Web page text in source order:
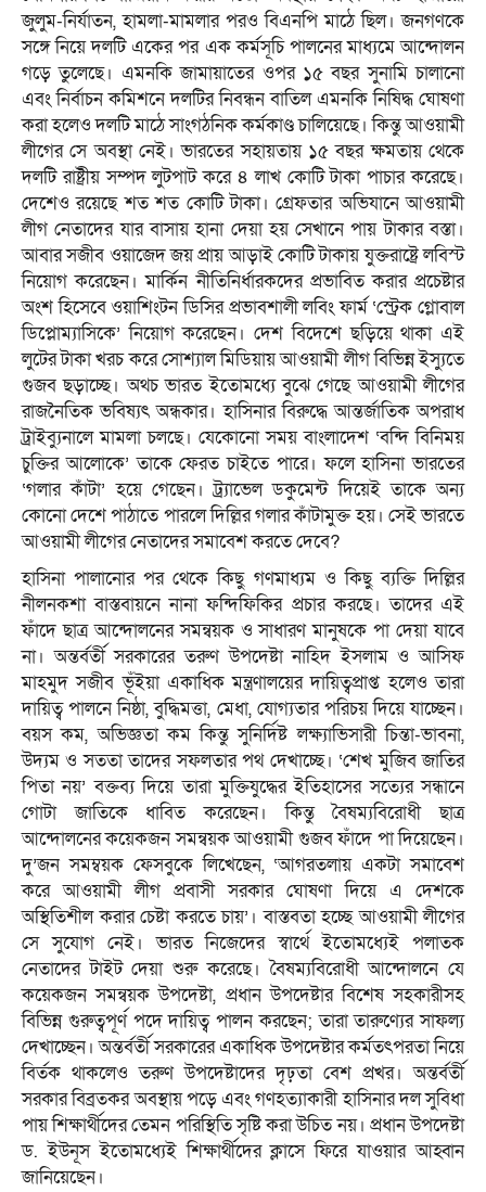
জুলুম-নির্যাতন, হামলা-মামলার পরও বিএনপি মাঠে ছিল। জনগণকে
সঙ্গে নিয়ে দলটি একের পর এক কর্মসূচি পালনের মাধ্যমে আন্দোলন
গড়ে তুলেছে। এমনকি জামায়াতের ওপর ১৫ বছর সুনামি চালানো
এবং নির্বাচন কমিশনে দলটির নিবন্ধন বাতিল এমনকি নিষিদ্ধ ঘোষণা
করা হলেও দলটি মাঠে সাংগঠনিক কর্মকাণ্ড চালিয়েছে। কিন্তু আওয়ামী
লীগের সে অবস্থা নেই। ভারতের সহায়তায় ১৫ বছর ক্ষমতায় থেকে
দলটি রাষ্ট্রীয় সম্পদ লুটপাট করে ৪ লাখ কোটি টাকা পাচার করেছে।
দেশেও রয়েছে শত শত কোটি টাকা। গ্রেফতার অভিযানে আওয়ামী
লীগ নেতাদের যার বাসায় হানা দেয়া হয় সেখানে পায় টাকার বস্তা।
আবার সজীব ওয়াজেদ জয় প্রায় আড়াই কোটি টাকায় যুক্তরাষ্ট্রে লবিস্ট
নিয়োগ করেছেন। মার্কিন নীতিনির্ধারকদের প্রভাবিত করার প্রচেষ্টার
অংশ হিসেবে ওয়াশিংটন ডিসির প্রভাবশালী লবিং ফার্ম ‘স্ট্রেক গ্লোবাল
ডিপ্লোম্যাসিকে’ নিয়োগ করেছেন। দেশ বিদেশে ছড়িয়ে থাকা এই
লুটের টাকা খরচ করে সোশ্যাল মিডিয়ায় আওয়ামী লীগ বিভিন্ন ইস্যুতে
গুজব ছড়াচ্ছে। অথচ ভারত ইতোমধ্যে বুঝে গেছে আওয়ামী লীগের
রাজনৈতিক ভবিষ্যৎ অন্ধকার। হাসিনার বিরুদ্ধে আন্তর্জাতিক অপরাধ
ট্রাইব্যুনালে মামলা চলছে। যেকোনো সময় বাংলাদেশ ‘বন্দি বিনিময়
চুক্তির আলোকে’ তাকে ফেরত চাইতে পারে। ফলে হাসিনা ভারতের
‘গলার কাঁটা’ হয়ে গেছেন। ট্র্যাভেল ডকুমেন্ট দিয়েই তাকে অন্য
কোনো দেশে পাঠাতে পারলে দিল্লির গলার কাঁটামুক্ত হয়। সেই ভারতে
আওয়ামী লীগের নেতাদের সমাবেশ করতে দেবে?
হাসিনা পালানোর পর থেকে কিছু গণমাধ্যম ও কিছু ব্যক্তি দিল্লির
নীলনকশা বাস্তবায়নে নানা ফন্দিফিকির প্রচার করছে। তাদের এই
ফাঁদে ছাত্র আন্দোলনের সমন্বয়ক ও সাধারণ মানুষকে পা দেয়া যাবে
না। অন্তর্বর্তী সরকারের তরুণ উপদেষ্টা নাহিদ ইসলাম ও আসিফ
মাহমুদ সজীব ভূঁইয়া একাধিক মন্ত্রণালয়ের দায়িত্বপ্রাপ্ত হলেও তারা
দায়িত্ব পালনে নিষ্ঠা, বুদ্ধিমত্তা, মেধা, যোগ্যতার পরিচয় দিয়ে যাচ্ছেন।
বয়স কম, অভিজ্ঞতা কম কিন্তু সুনির্দিষ্ট লক্ষ্যাভিসারী চিন্তা-ভাবনা,
উদ্যম ও সততা তাদের সফলতার পথ দেখাচ্ছে। ‘শেখ মুজিব জাতির
পিতা নয়’ বক্তব্য দিয়ে তারা মুক্তিযুদ্ধের ইতিহাসের সত্যের সন্ধানে
গোটা জাতিকে ধাবিত করেছেন। কিন্তু বৈষম্যবিরোধী ছাত্র
আন্দোলনের কয়েকজন সমন্বয়ক আওয়ামী গুজব ফাঁদে পা দিয়েছেন।
দু’জন সমম্বয়ক ফেসবুকে লিখেছেন, ‘আগরতলায় একটা সমাবেশ
করে আওয়ামী লীগ প্রবাসী সরকার ঘোষণা দিয়ে এ দেশকে
অস্থিতিশীল করার চেষ্টা করতে চায়’। বাস্তবতা হচ্ছে আওয়ামী লীগের
সে সুযোগ নেই। ভারত নিজেদের স্বার্থে ইতোমধ্যেই পলাতক
নেতাদের টাইট দেয়া শুরু করেছে। বৈষম্যবিরোধী আন্দোলনে যে
কয়েকজন সমন্বয়ক উপদেষ্টা, প্রধান উপদেষ্টার বিশেষ সহকারীসহ
বিভিন্ন গুরুত্বপূর্ণ পদে দায়িত্ব পালন করছেন; তারা তারুণ্যের সাফল্য
দেখাচ্ছেন। অন্তর্বর্তী সরকারের একাধিক উপদেষ্টার কর্মতৎপরতা নিয়ে
বির্তক থাকলেও তরুণ উপদেষ্টাদের দৃঢ়তা বেশ প্রখর। অন্তর্বর্তী
সরকার বিব্রতকর অবস্থায় পড়ে এবং গণহত্যাকারী হাসিনার দল সুবিধা
পায় শিক্ষার্থীদের তেমন পরিস্থিতি সৃষ্টি করা উচিত নয়। প্রধান উপদেষ্টা
ড. ইউনূস ইতোমধ্যেই শিক্ষার্থীদের ক্লাসে ফিরে যাওয়ার আহ্বান
জানিয়েছেন।